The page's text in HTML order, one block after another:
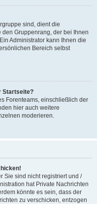
sind, dient die
Gruppenrang, der bei Ihnen
Administrator kann Ihnen die
Bereich selbst
Startseite?
Forenteams, einschließlich der
hier auch weitere
moderieren.
Sie sind nicht registriert und /
hat Private Nachrichten
könnte es sein, dass der
zu verschicken, entzogen